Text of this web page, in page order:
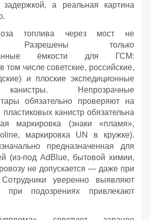
а реальная картина
топлива через мост не
Разрешены только
ёмкости для ГСМ:
том числе советские, российские,
и плоские экспедиционные
Непрозрачные
тары обязательно проверяют на
канистр обязательна
маркировка (знаки «пламя»,
маркировка UN в кружке).
предназначенная для
(из‑под AdBlue, бытовой химии,
не допускается — даже при
уверенно выявляют
при подозрениях привлекают